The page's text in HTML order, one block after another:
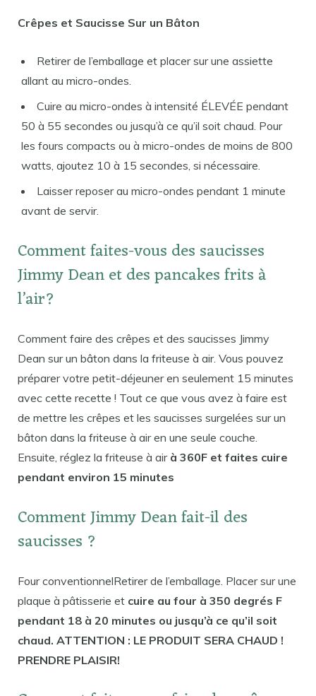
Crêpes et Saucisse Sur un Bâton
Retirer de l’emballage et placer sur une assiette
allant au micro-ondes.
Cuire au micro-ondes à intensité ÉLEVÉE pendant
50 à 55 secondes ou jusqu’à ce qu’il soit chaud. Pour
les fours compacts ou à micro-ondes de moins de 800
watts, ajoutez 10 à 15 secondes, si nécessaire.
Laisser reposer au micro-ondes pendant 1 minute
avant de servir.
Comment faites-vous des saucisses
Jimmy Dean et des pancakes frits à
l’air?
Comment faire des crêpes et des saucisses Jimmy
Dean sur un bâton dans la friteuse à air. Vous pouvez
préparer votre petit-déjeuner en seulement 15 minutes
avec cette recette ! Tout ce que vous avez à faire est
de mettre les crêpes et les saucisses surgelées sur un
bâton dans la friteuse à air en une seule couche.
Ensuite, réglez la friteuse à air à 360F et faites cuire
pendant environ 15 minutes
Comment Jimmy Dean fait-il des
saucisses ?
Four conventionnelRetirer de l’emballage. Placer sur une
plaque à pâtisserie et cuire au four à 350 degrés F
pendant 18 à 20 minutes ou jusqu’à ce qu’il soit
chaud. ATTENTION : LE PRODUIT SERA CHAUD !
PRENDRE PLAISIR!